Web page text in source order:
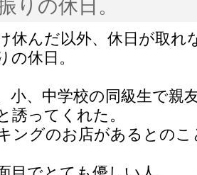
りの休日。
休んだ以外、休日が取れ
の休日。
小、中学校の同級生で親
誘ってくれた。
ングのお店があるとのこ